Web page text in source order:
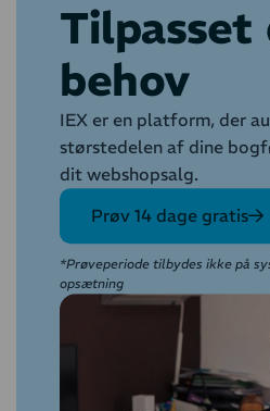
Tilpasset
behov
IEX er en platform, der
størstedelen af dine
dit webshopsalg.
Prøv 14 dage gratis
*Prøveperiode tilbydes ikke på
opsætning